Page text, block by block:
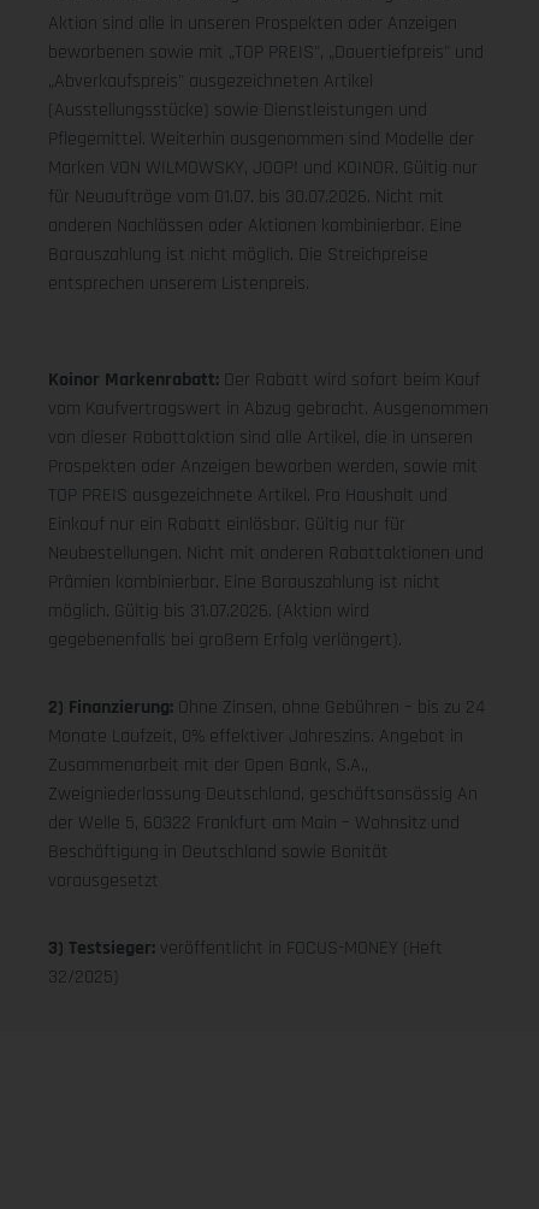
Aktion sind alle in unseren Prospekten oder Anzeigen
beworbenen sowie mit „TOP PREIS", „Dauertiefpreis" und
„Abverkaufspreis" ausgezeichneten Artikel
(Ausstellungsstücke) sowie Dienstleistungen und
Pflegemittel. Weiterhin ausgenommen sind Modelle der
Marken VON WILMOWSKY, JOOP! und KOINOR. Gültig nur
für Neuaufträge vom 01.07. bis 30.07.2026. Nicht mit
anderen Nachlässen oder Aktionen kombinierbar. Eine
Barauszahlung ist nicht möglich. Die Streichpreise
entsprechen unserem Listenpreis.
Koinor Markenrabatt: Der Rabatt wird sofort beim Kauf
vom Kaufvertragswert in Abzug gebracht. Ausgenommen
von dieser Rabattaktion sind alle Artikel, die in unseren
Prospekten oder Anzeigen beworben werden, sowie mit
TOP PREIS ausgezeichnete Artikel. Pro Haushalt und
Einkauf nur ein Rabatt einlösbar. Gültig nur für
Neubestellungen. Nicht mit anderen Rabattaktionen und
Prämien kombinierbar. Eine Barauszahlung ist nicht
möglich. Gültig bis 31.07.2026. (Aktion wird
gegebenenfalls bei großem Erfolg verlängert).
2) Finanzierung: Ohne Zinsen, ohne Gebühren – bis zu 24
Monate Laufzeit, 0% effektiver Jahreszins. Angebot in
Zusammenarbeit mit der Open Bank, S.A.,
Zweigniederlassung Deutschland, geschäftsansässig An
der Welle 5, 60322 Frankfurt am Main – Wohnsitz und
Beschäftigung in Deutschland sowie Bonität
vorausgesetzt
3) Testsieger: veröffentlicht in FOCUS-MONEY (Heft
32/2025)